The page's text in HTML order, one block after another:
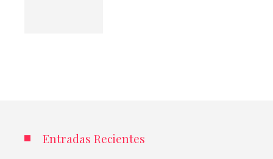
Entradas Recientes